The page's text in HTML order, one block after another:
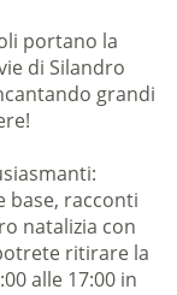
portano la
di Silandro
grandi
base, racconti
natalizia con
ritirare la
alle 17:00 in